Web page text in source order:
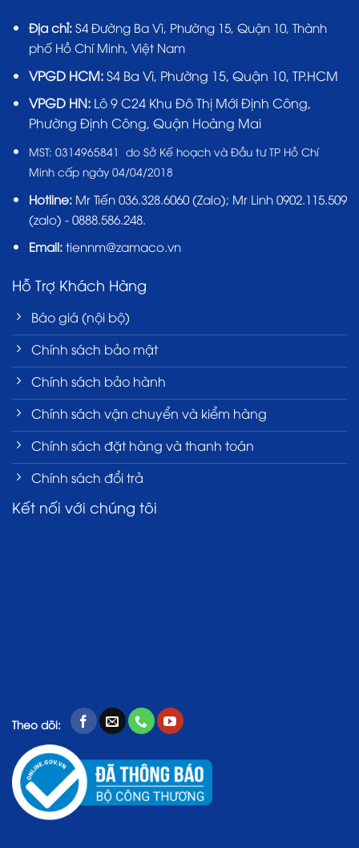
Địa chỉ: S4 Đường Ba Vì, Phường 15, Quận 10, Thành
phố Hồ Chí Minh, Việt Nam
VPGD HCM:S4 Ba Vì, Phường 15, Quận 10, TP.HCM
VPGD HN:Lô 9 C24 Khu Đô Thị Mới Định Công,
Phường Định Công, Quận Hoàng Mai
MST: 0314965841 do Sở Kế hoạch và Đầu tư TP Hồ Chí
Minh cấp ngày 04/04/2018
Hotline: Mr Tiến 036.328.6060(Zalo); Mr Linh 0902.115.509
(zalo) - 0888.586.248.
Email:tiennm@zamaco.vn
Hỗ Trợ Khách Hàng
Báo giá (nội bộ)
Chính sách bảo mật
Chính sách bảo hành
Chính sách vận chuyển và kiểm hàng
Chính sách đặt hàng và thanh toán
Chính sách đổi trả
Kết nối với chúng tôi
Theo dõi: